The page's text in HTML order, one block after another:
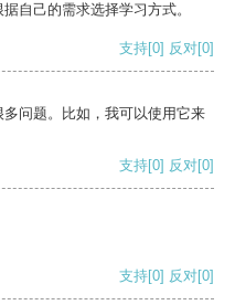
自己的需求选择学习方式。
支持[0] 反对[0]
问题。比如，我可以使用它来
支持[0] 反对[0]
支持[0] 反对[0]